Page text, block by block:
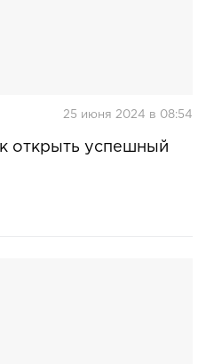
25 июня 2024 в 08:54
открыть успешный